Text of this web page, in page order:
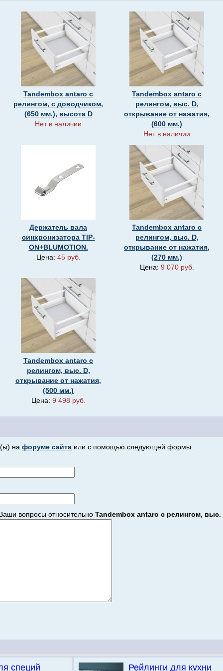
Tandembox antaro с
релингом, c доводчиком,
(650 мм.), высота D
Нет в наличии
Tandembox antaro с
релингом, выс. D,
открывание от нажатия,
(600 мм.)
Нет в наличии
Держатель вала
синхронизатора TIP-
ON+BLUMOTION.
Цена: 45 руб.
Tandembox antaro с
релингом, выс. D,
открывание от нажатия,
(270 мм.)
Цена: 9 070 руб.
Tandembox antaro с
релингом, выс. D,
открывание от нажатия,
(500 мм.)
Цена: 9 498 руб.
на форуме сайта или с помощью следующей формы.
вопросы относительно Tandembox antaro с релингом,
специй Рейлинги для кухни